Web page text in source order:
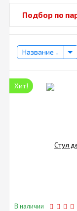
Подбор по
Название
Хит!
В наличии